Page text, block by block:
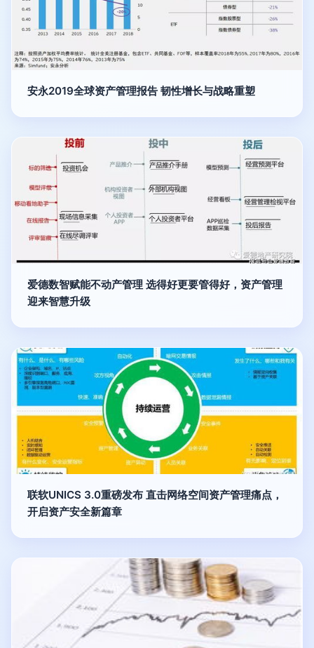
安永2019全球资产管理报告 韧性增长与战略重塑
爱德数智赋能不动产管理 选得好更要管得好，资产管理
迎来智慧升级
联软UNICS 3.0重磅发布 直击网络空间资产管理痛点，
开启资产安全新篇章